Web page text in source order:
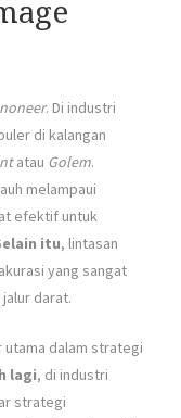
. Di industri
di kalangan
atau Golem.
melampaui
efektif untuk
itu, lintasan
yang sangat
darat.
dalam strategi
lagi, di industri
strategi